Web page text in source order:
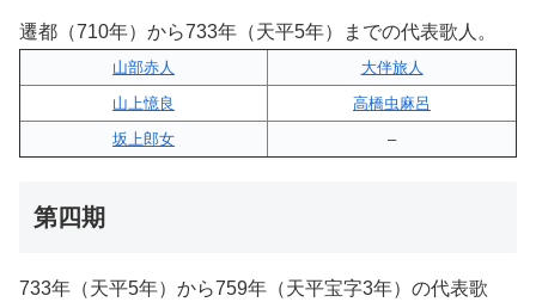
遷都（710年）から733年（天平5年）までの代表歌人。
山部赤人
大伴旅人
山上憶良
高橋虫麻呂
坂上郎女
–
第四期
733年（天平5年）から759年（天平宝字3年）の代表歌